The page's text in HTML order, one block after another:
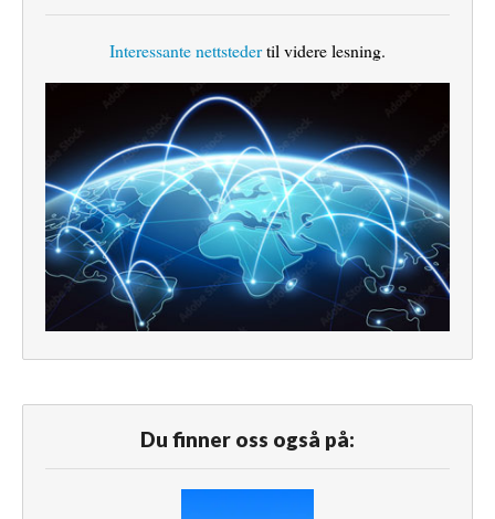
Interessante nettstedertil videre lesning.
Du finner oss også på: